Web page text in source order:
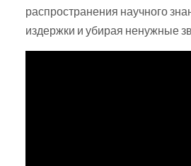
распространения научного
издержки и убирая ненужные